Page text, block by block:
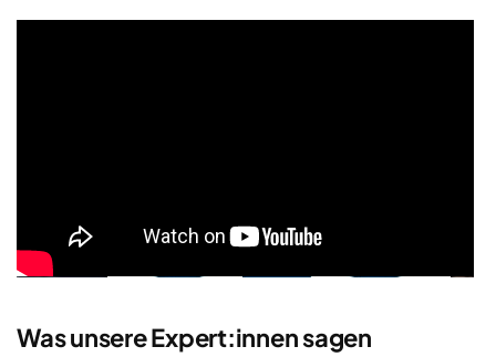
Was unsere Expert:innen sagen